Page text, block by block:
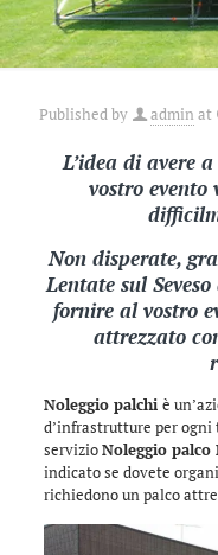
Published by admin at
L’idea di avere
vostro
Non disperate,
Lentate sul
fornire al vostro
attrezzato
Noleggio palchi è
d’infrastrutture per
servizioNoleggio palco
indicato se dovete
richiedono un palco